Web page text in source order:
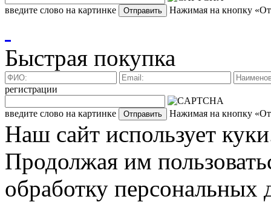
введите слово на картинке Нажимая на кнопку
Быстрая покупка
регистрации
введите слово на картинке Нажимая на кнопку
Наш сайт использует
Продолжая им
обработку персональных